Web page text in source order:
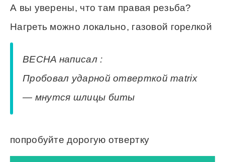
А вы уверены, что там правая резьба?
Нагреть можно локально, газовой горелкой
BECHA написал :
Пробовал ударной отверткой matrix
— мнутся шлицы биты
попробуйте дорогую отвертку